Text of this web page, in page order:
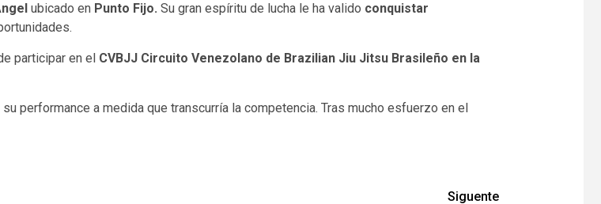
ubicado en Punto Fijo. Su gran espíritu de lucha le ha valido conquistar
participar en el CVBJJ Circuito Venezolano de Brazilian Jiu Jitsu Brasileño en la
performance a medida que transcurría la competencia. Tras mucho esfuerzo en el
Siguente